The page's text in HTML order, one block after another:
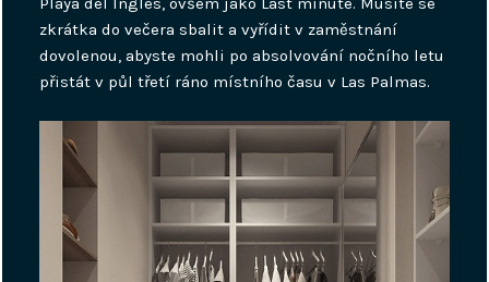
zkrátka do večera sbalit a vyřídit v zaměstnání
dovolenou, abyste mohli po absolvování nočního letu
přistát v půl třetí ráno místního času v Las Palmas.